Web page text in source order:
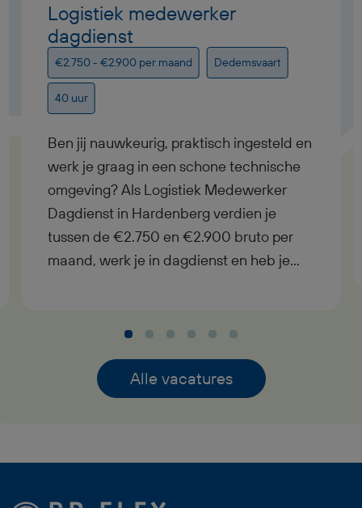
Logistiek medewerker
dagdienst
€2.750 - €2.900 per maand Dedemsvaart
40 uur
Ben jij nauwkeurig, praktisch ingesteld en
werk je graag in een schone technische
omgeving? Als Logistiek Medewerker
Dagdienst in Hardenberg verdien je
tussen de €2.750 en €2.900 bruto per
maand, werk je in dagdienst en heb je
Medewerker Dagdienst krijg je
verantwoordelijkheid, pensioenopbouw
vanaf je eerste werkdag,
Alle vacatures